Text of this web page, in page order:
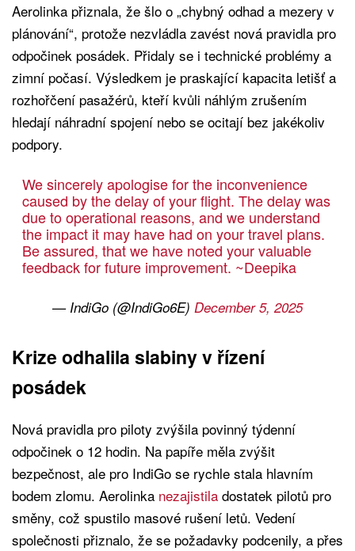
Aerolinka přiznala, že šlo o „chybný odhad a mezery v
plánování“, protože nezvládla zavést nová pravidla pro
odpočinek posádek. Přidaly se i technické problémy a
zimní počasí. Výsledkem je praskající kapacita letišť a
rozhořčení pasažérů, kteří kvůli náhlým zrušením
hledají náhradní spojení nebo se ocitají bez jakékoliv
podpory.
We sincerely apologise for the inconvenience
caused by the delay of your flight. The delay was
due to operational reasons, and we understand
the impact it may have had on your travel plans.
Be assured, that we have noted your valuable
feedback for future improvement. ~Deepika
— IndiGo (@IndiGo6E) December 5, 2025
Krize odhalila slabiny v řízení
posádek
Nová pravidla pro piloty zvýšila povinný týdenní
odpočinek o 12 hodin. Na papíře měla zvýšit
bezpečnost, ale pro IndiGo se rychle stala hlavním
bodem zlomu. Aerolinka nezajistila dostatek pilotů pro
směny, což spustilo masové rušení letů. Vedení
společnosti přiznalo, že se požadavky podcenily, a přes